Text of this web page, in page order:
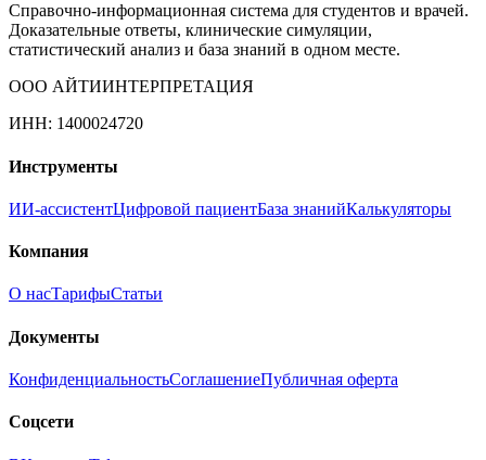
Справочно-информационная система для студентов и врачей.
Доказательные ответы, клинические симуляции,
статистический анализ и база знаний в одном месте.
ООО АЙТИИНТЕРПРЕТАЦИЯ
ИНН: 1400024720
Инструменты
ИИ-ассистентЦифровой пациентБаза знанийКалькуляторы
Компания
О насТарифыСтатьи
Документы
КонфиденциальностьСоглашениеПубличная оферта
Соцсети